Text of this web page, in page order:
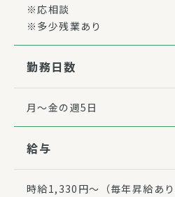
※応相談
※多少残業あり
勤務日数
月〜金の週5日
給与
時給1,330円～（毎年昇給あり